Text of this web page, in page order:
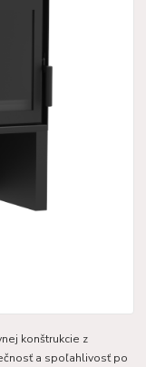
konštrukcie z
a spoľahlivosť po